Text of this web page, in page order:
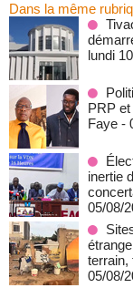
Dans la même
lundi
PRP
Faye -
inertie
05/08/
terrain,
05/08/